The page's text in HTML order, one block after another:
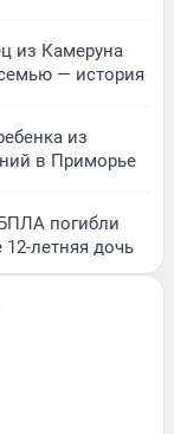
из Камеруна
— история
из
в Приморье
погибли
летняя дочь